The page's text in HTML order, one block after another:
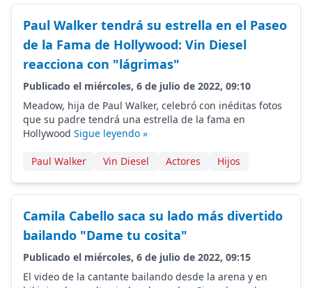
Paul Walker tendrá su estrella en el Paseo
de la Fama de Hollywood: Vin Diesel
reacciona con "lágrimas"
Publicado el miércoles, 6 de julio de 2022, 09:10
Meadow, hija de Paul Walker, celebró con inéditas fotos
que su padre tendrá una estrella de la fama en
Hollywood Sigue leyendo »
Paul Walker Vin Diesel Actores Hijos
Camila Cabello saca su lado más divertido
bailando "Dame tu cosita"
Publicado el miércoles, 6 de julio de 2022, 09:15
El video de la cantante bailando desde la arena y en